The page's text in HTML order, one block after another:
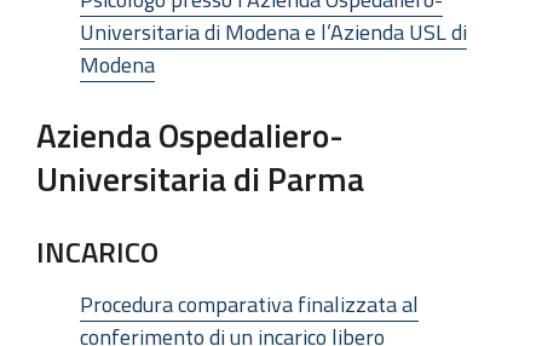
Universitaria di Modena e l’Azienda USL di
Modena
Azienda Ospedaliero-
Universitaria di Parma
INCARICO
Procedura comparativa finalizzata al
conferimento di un incarico libero